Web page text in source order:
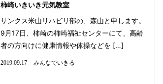
柿崎いきいき元気教室
サンクス米山リハビリ部の、森山と申します。
9月17日、柿崎の柿崎福祉センターにて、高齢
者の方向けに健康情報や体操などを […]
2019.09.17 みんなでいきる